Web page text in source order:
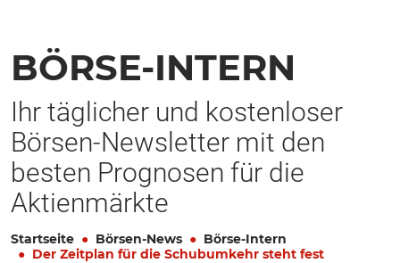
BÖRSE-INTERN
Ihr täglicher und kostenloser
Börsen-Newsletter mit den
besten Prognosen für die
Aktienmärkte
Startseite Börsen-News
Börse-Intern
Der Zeitplan für die Schubumkehr steht fest